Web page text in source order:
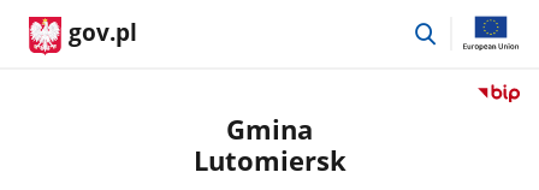
gov.pl
przejdź
Przejdź
Gmina
Lutomiersk